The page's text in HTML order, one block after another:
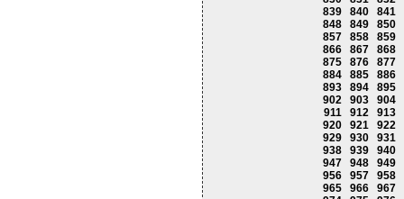
839
840
841
848
849
850
857
858
859
866
867
868
875
876
877
884
885
886
893
894
895
902
903
904
911
912 913
920
921
922
929
930
931
938
939
940
947
948
949
956
957
958
965
966
967